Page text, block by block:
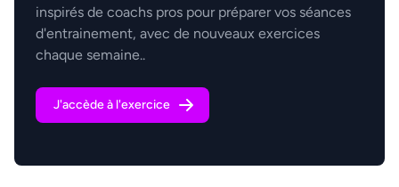
inspirés de coachs pros pour préparer vos séances
d'entrainement, avec de nouveaux exercices
chaque semaine..
J'accède à l'exercice